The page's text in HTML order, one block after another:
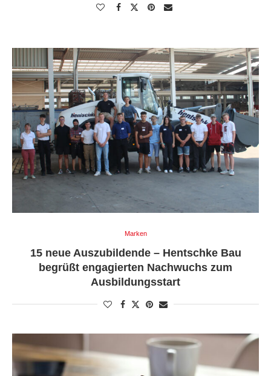
Marken
15 neue Auszubildende – Hentschke Bau
begrüßt engagierten Nachwuchs zum
Ausbildungsstart